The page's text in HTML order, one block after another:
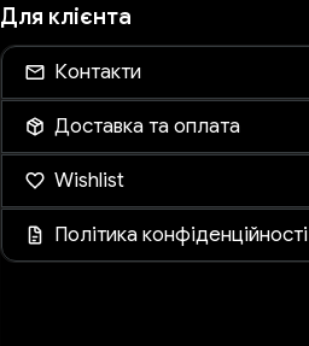
Для клієнта
Контакти
Доставка та оплата
Wishlist
Політика конфіденційності